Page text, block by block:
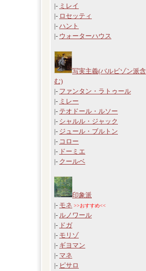
|- ミレイ
|- ロセッティ
|- ハント
|- ウォーターハウス
写実主義(バルビゾン派含
む)
|- ファンタン・ラトゥール
|- ミレー
|- テオドール・ルソー
|- シャルル・ジャック
|- ジュール・ブルトン
|- コロー
|- ドーミエ
|- クールベ
印象派
|- モネ >>おすすめ<<
|- ルノワール
|- ドガ
|- モリゾ
|- ギヨマン
|- マネ
|- ピサロ